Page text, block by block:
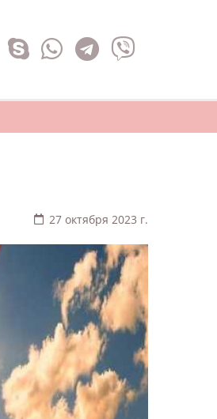
27 октября 2023 г.